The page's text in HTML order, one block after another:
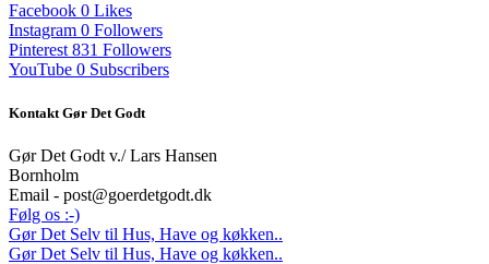
Facebook 0 Likes
Instagram 0 Followers
Pinterest 831 Followers
YouTube 0 Subscribers
Kontakt Gør Det Godt
Gør Det Godt v./ Lars Hansen
Bornholm
Email - post@goerdetgodt.dk
Følg os :-)
Gør Det Selv til Hus, Have og køkken..
Gør Det Selv til Hus, Have og køkken..